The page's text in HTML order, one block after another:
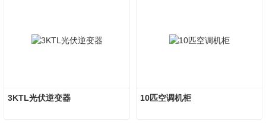
3KTL光伏逆变器 10匹空调机柜